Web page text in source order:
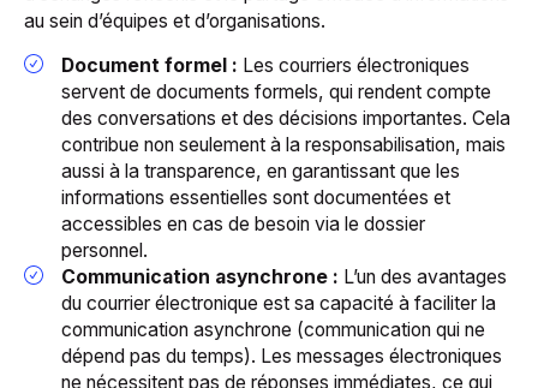
au sein d’équipes et d’organisations.
Document formel : Les courriers électroniques
servent de documents formels, qui rendent compte
des conversations et des décisions importantes. Cela
contribue non seulement à la responsabilisation, mais
aussi à la transparence, en garantissant que les
informations essentielles sont documentées et
accessibles en cas de besoin via le dossier
personnel.
Communication asynchrone : L’un des avantages
du courrier électronique est sa capacité à faciliter la
communication asynchrone (communication qui ne
dépend pas du temps). Les messages électroniques
ne nécessitent pas de réponses immédiates, ce qui